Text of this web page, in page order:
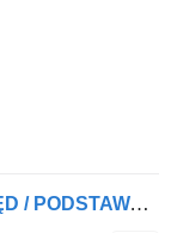
Компресор за въздух WABCO NAPĘD / PODSTAWA /KOMPRESORA POWIETRZA MAN TGX EURO 5 EURO 6 inny за влекач